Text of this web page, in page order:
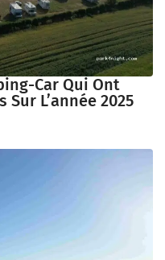
Car Qui Ont
L’année 2025